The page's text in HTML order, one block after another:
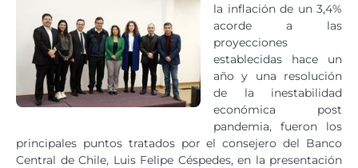
la inflación de un 3,4%
acorde a las
proyecciones
establecidas hace un
año y una resolución
de la inestabilidad
económica post
pandemia, fueron los
principales puntos tratados por el consejero del Banco
Central de Chile, Luis Felipe Céspedes, en la presentación